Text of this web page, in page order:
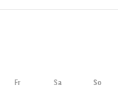
Fr Sa So